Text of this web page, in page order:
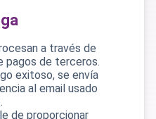
a través de
pagos de terceros.
exitoso, se envía
al email usado
de proporcionar